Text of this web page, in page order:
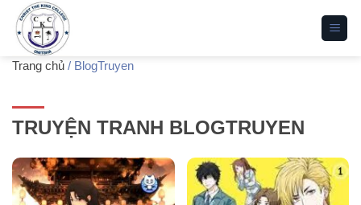
qua
dungTrang chủ / BlogTruyen
TRUYỆN TRANH BLOGTRUYEN